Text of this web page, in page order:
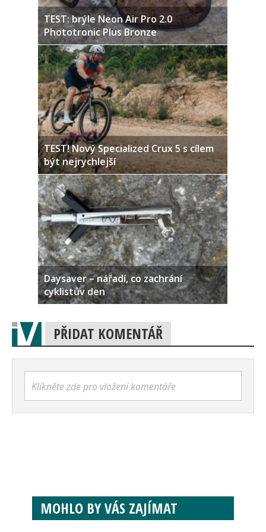
TEST: brýle Neon Air Pro 2.0
Phototronic Plus Bronze
TEST! Nový Specialized Crux 5 s cílem
být nejrychlejší
Daysaver – nářadí, co zachrání
cyklistův den
PŘIDAT KOMENTÁŘ
Klikněte zde pro vložení komentáře
MOHLO BY VÁS ZAJÍMAT